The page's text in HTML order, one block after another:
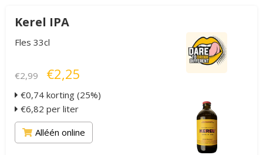
Kerel IPA
Fles 33cl
€2,99 €2,25
€0,74 korting (25%)
€6,82 per liter
Alléén online